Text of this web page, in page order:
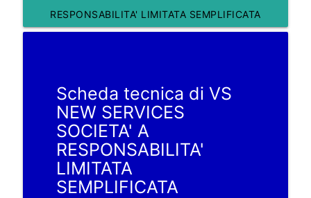
RESPONSABILITA' LIMITATA SEMPLIFICATA
Scheda tecnica di VS
NEW SERVICES
SOCIETA' A
RESPONSABILITA'
LIMITATA
SEMPLIFICATA